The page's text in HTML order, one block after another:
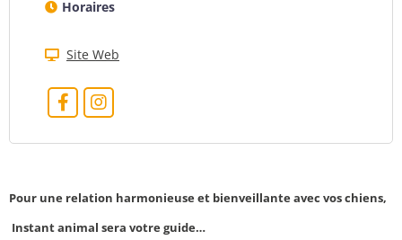
Horaires
Site Web
Pour une relation harmonieuse et bienveillante avec vos chiens,
Instant animal sera votre guide…